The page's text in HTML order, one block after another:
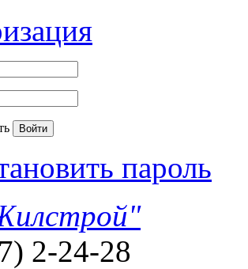
Войти
пароль
2-24-28